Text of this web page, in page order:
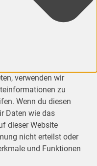
verwenden wir
zu
Wenn du diesen
Daten wie das
dieser Website
nicht erteilst oder
und Funktionen